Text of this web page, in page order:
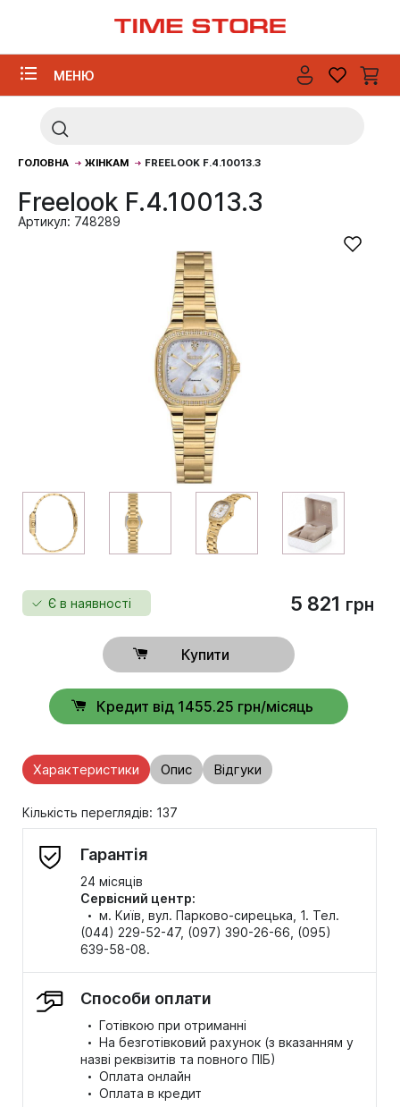
МЕНЮ
ГОЛОВНА ЖІНКАМ FREELOOK F.4.10013.3
Freelook F.4.10013.3
Артикул: 748289
Є в наявності 5 821 грн
Купити
Кредит від 1455.25 грн/місяць
Характеристики Опис Відгуки
Кількість переглядів: 137
Гарантія
24 місяців
Сервісний центр:
· м. Київ, вул. Парково-сирецька, 1. Тел.
(044) 229-52-47, (097) 390-26-66, (095)
639-58-08.
Способи оплати
· Готівкою при отриманні
· На безготівковий рахунок (з вказанням у
назві реквізитів та повного ПІБ)
· Оплата онлайн
· Оплата в кредит